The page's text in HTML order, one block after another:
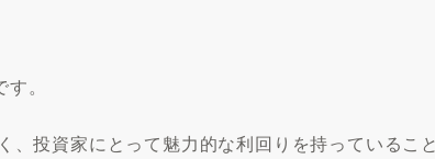
。
、投資家にとって魅力的な利回りを持っているこ